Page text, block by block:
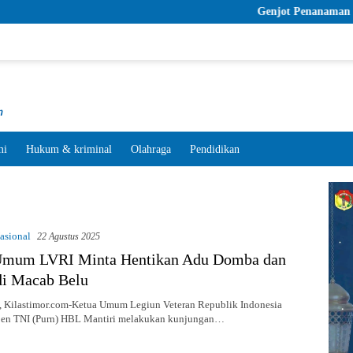
Genjot Penanaman Padi, Pemda Belu
Hukum & kriminal Olahraga Pendidikan
22 Agustus 2025
LVRI Minta Hentikan Adu Domba dan
Macab Belu
Ketua Umum Legiun Veteran Republik Indonesia
TNI (Purn) HBL Mantiri melakukan kunjungan…